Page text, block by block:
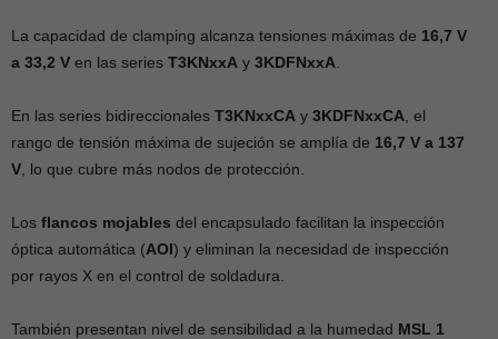
La capacidad de clamping alcanza tensiones máximas de 16,7 V
a 33,2 V en las series T3KNxxA y 3KDFNxxA
En las series bidireccionales T3KNxxCA y 3KDFNxxCA , el
rango de tensión máxima de sujeción se amplía de 16,7 V a 137
V , lo que cubre más nodos de protección.
Los flancos mojables del encapsulado facilitan la inspección
óptica automática (AOI) y eliminan la necesidad de inspección
por rayos X en el control de soldadura.
También presentan nivel de sensibilidad a la humedad MSL 1